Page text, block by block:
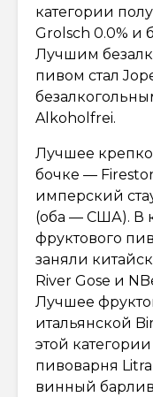
категории
Grolsch 0.0% и
Лучшим
пивом стал
Alkoholfrei.
Лучшее
бочке —
имперский
(оба — США). В
фруктового
заняли
River Gose и
Лучшее
итальянской
этой
пивоварня
винный